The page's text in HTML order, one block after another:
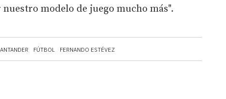
FÚTBOL FERNANDO ESTÉVEZ
modelo de juego mucho más".